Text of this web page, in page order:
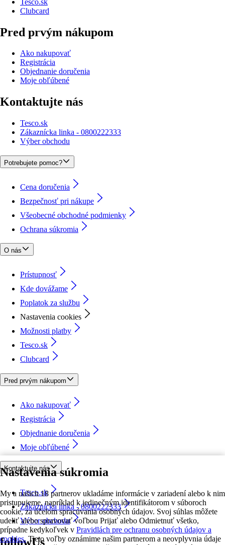
Nastavenia súkromia
My a našich 18 partnerov ukladáme informácie v zariadení alebo k nim
pristupujeme, napríklad k jedinečným identifikátorom v súboroch
cookie, za účelom spracúvania osobných údajov. Svoj súhlas môžete
udeliť alebo spravovať voľbou Prijať alebo Odmietnuť všetko,
prípadne kedykoľvek v Pravidlách pre ochranu osobných údajov a
cookies. Tieto voľby oznámime našim partnerom a neovplyvnia údaje
Clubcard
Pred prvým nákupom
Ako nakupovať
Registrácia
Objednanie doručenia
Moje obľúbené
Kontaktujte nás
Tesco.sk
Zákaznícka linka - 0800222333
Výber obchodu
Potrebujete pomoc?
Cena doručenia
Bezpečnosť pri nákupe
Všeobecné obchodné podmienky
Ochrana súkromia
O nás
Prístupnosť
Kde dovážame
Poplatok za službu
Nastavenia cookies
Možnosti platby
Tesco.sk
Clubcard
Pred prvým nákupom
Ako nakupovať
Registrácia
Objednanie doručenia
Moje obľúbené
Kontaktujte nás
Tesco.sk
Zákaznícka linka - 0800222333
Výber obchodu
followUs